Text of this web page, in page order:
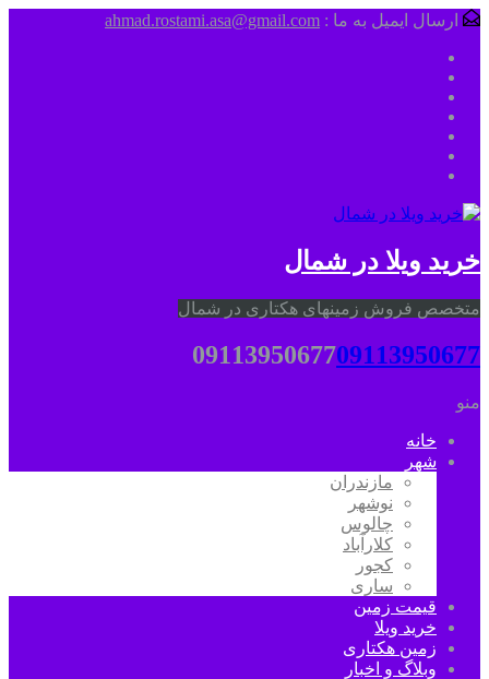
ارسال ایمیل به ما : ahmad.rostami.asa@gmail.com
خرید ویلا در شمال
متخصص فروش زمینهای هکتاری در شمال
0911395067709113950677
منو
خانه
شهر
مازندران
نوشهر
چالوس
کلارآباد
کجور
ساری
قیمت زمین
خرید ویلا
زمین هکتاری
وبلاگ و اخبار